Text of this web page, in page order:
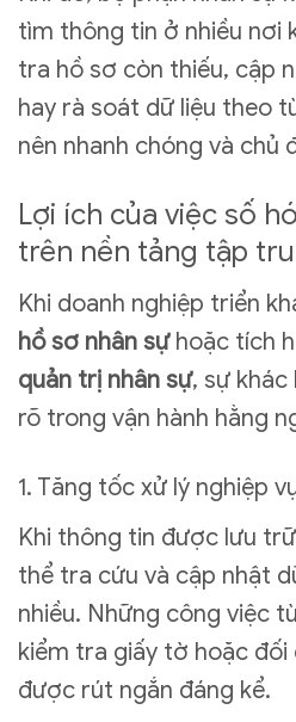
tìm thông tin ở nhiều nơi
tra hồ sơ còn thiếu, cập
hay rà soát dữ liệu theo
nên nhanh chóng và chủ
Lợi ích của việc số
trên nền tảng tập
Khi doanh nghiệp triển
hồ sơ nhân sựhoặc tích
quản trị nhân sự, sự
rõ trong vận hành hằng
1. Tăng tốc xử lý nghiệp
Khi thông tin được lưu
thể tra cứu và cập nhật
nhiều. Những công việc
kiểm tra giấy tờ hoặc đối
được rút ngắn đáng kể.